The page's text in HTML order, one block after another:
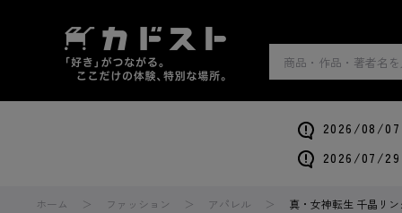
2026/08/07
2026/07/29
ホーム ファッション アパレル 真・女神転生 千晶リン